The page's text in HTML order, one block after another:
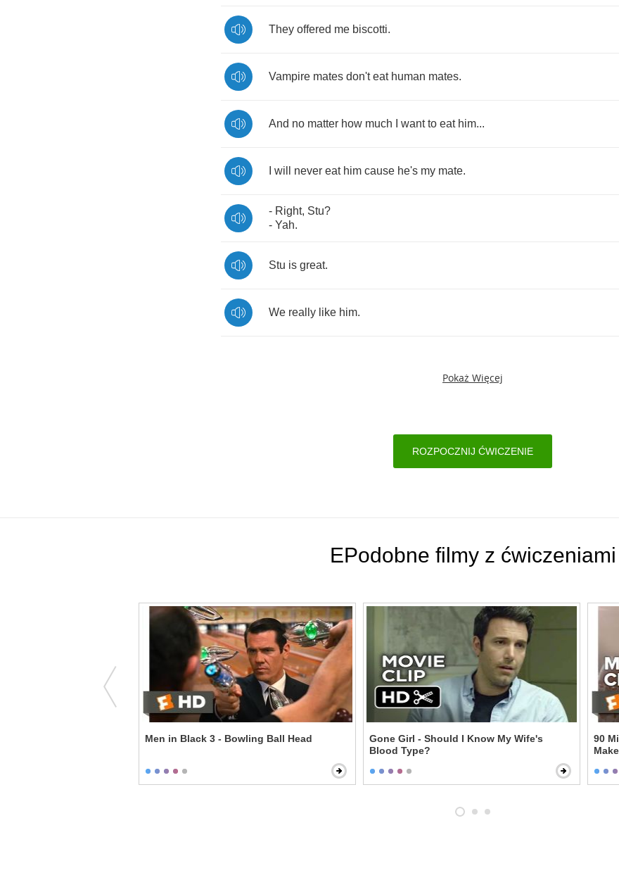
They offered me biscotti.
Vampire mates don't eat human mates.
And no matter how much want to eat him...
will never eat him cause he's my mate.
- Right, Stu?
- Yah.
Stu is great.
We really like him.
Pokaż Więcej
ROZPOCZNIJ ĆWICZENIE
EPodobne filmy z ćwiczeniami
Men in Black 3 - Bowling Ball Head
Gone Girl - Should I Know My Wife's
Blood Type?
90